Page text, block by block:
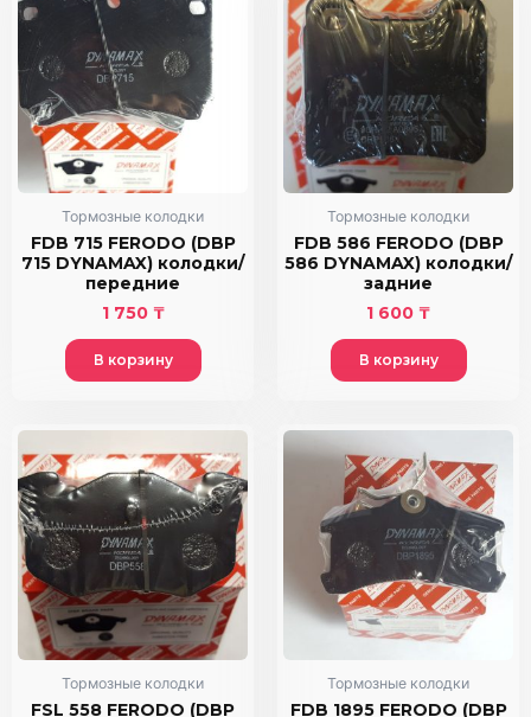
Тормозные колодки
FDB 715 FERODO (DBP
715 DYNAMAX) колодки/
передние
1 750 ₸
В корзину
Тормозные колодки
FDB 586 FERODO (DBP
586 DYNAMAX) колодки/
задние
1 600 ₸
В корзину
Тормозные колодки
FSL 558 FERODO (DBP
Тормозные колодки
FDB 1895 FERODO (DBP